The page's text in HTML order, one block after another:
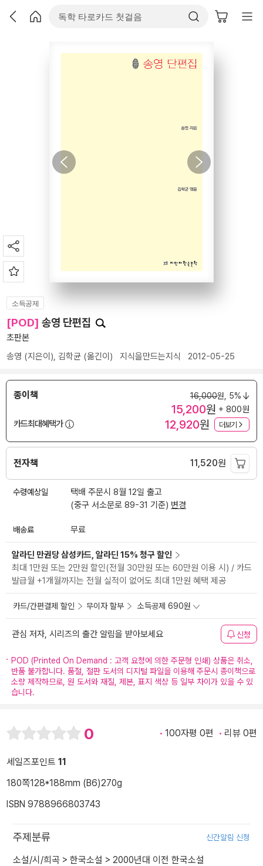
소득공제
[POD] 송영 단편집
초판본
송영 (지은이), 김학균 (옮긴이) 지식을만드는지식 2012-05-25
종이책 16,000원, 5%
15,200원 + 800원
카드최대혜택가
12,920원 더보기
전자책 11,520원
수령예상일
택배 주문시 8월 12일 출고
(중구 서소문로 89-31 기준) 변경
배송료 무료
알라딘 만권당 삼성카드, 알라딘 15% 청구 할인
최대 1만원 또는 2만원 할인(전월 30만원 또는 60만원 이용 시) / 카드
발급월 +1개월까지는 전월 실적이 없어도 최대 1만원 혜택 제공
카드/간편결제 할인 무이자 할부 소득공제 690원
관심 저자, 시리즈의 출간 알림을 받아보세요 신청
POD (Printed On Demand : 고객 요청에 의한 주문형 인쇄) 상품은 취소,
반품 불가합니다. 품절, 절판 도서의 디지털 파일을 이용해 주문시 종이책으로
소량 제작하므로, 원 도서와 재질, 제본, 표지 색상 등 일부 차이가 있을 수 있
습니다.
0 100자평 0편 리뷰 0편
세일즈포인트 11
180쪽128*188mm (B6)270g
ISBN 9788966803743
주제분류 신간알림 신청
소설/시/희곡 > 한국소설 > 2000년대 이전 한국소설